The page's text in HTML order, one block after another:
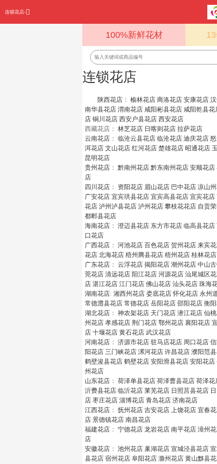
连锁花店-
100%新鲜花材
连锁花店
陕西花店 ： 榆林花店 商洛花店 安康花店
南华县花店 渭南花店 咸阳彬县花店 咸阳乾县花
店 铜川花店 西安户县花店 西安花店
西藏花店： 林芝花店 日喀则花店 拉萨花店
云南花店 ： 临沧云县花店 临沧花店 迪庆花店
洱花店 文山花店 红河花店 楚雄花店 昭通花店
昆明花店
贵州花店 ： 黔南州花店 黔东南州花店 安顺花店
店
四川花店 ： 资阳花店 眉山花店 巴中花店 凉山
广安花店 宜宾珙县花店 宜宾高县花店 宜宾花店
花店 泸州泸县花店 泸州花店 攀枝花花店 自贡
都郫县花店
海南花店 ： 澄迈县花店 东方市花店 临高县花店
口花店
广西花店 ： 河池花店 百色花店 贺州花店 来宾
花店 北海花店 梧州腾县花店 梧州花店 桂林花店
广东花店 ： 云浮花店 揭阳花店 潮州花店 中山
莞花店 清远花店 阳江花店 河源花店 汕尾城区
店 湛江花店 江门花店 佛山花店 汕头花店 珠海
湖南花店: 湘西州花店 娄底花店 怀化花店 永州
常德澧县花店 常德花店 岳阳花店 邵阳花店 衡
湖北花店 ： 神农架花店 天门花店 潜江花店 仙
州花店 孝感花店 荆门花店 鄂州花店 襄阳花店
店 十堰花店 黄石花店 武汉花店
河南花店 ： 济源市花店 驻马店花店 周口花店
阳花店 三门峡花店 漯河花店 许昌花店 濮阳范
鹤壁浚县花店 鹤壁花店 安阳滑县花店 安阳花店
州花店
山东花店 ： 荷泽单县花店 荷泽曹县花店 荷泽花
沂费县花店 临沂花店 莱芜花店 日照莒县花店
店 枣庄花店 淄博花店 青岛花店 济南花店
江西花店 ： 抚州花店 吉安花店 上饶花店 宜春
店 景德镇花店 南昌花店
福建花店 ： 宁德花店 龙岩花店 南平花店 漳州
店
安徽花店 ： 池州花店 巢湖花店 宣城泾县花店
县花店 宿州花店 阜阳花店 滁州花店 黄山黟县